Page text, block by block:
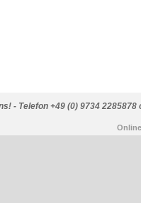
- Telefon +49 (0) 9734